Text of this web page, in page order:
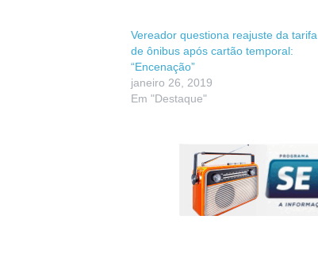
Vereador questiona reajuste da tarifa
de ônibus após cartão temporal:
“Encenação”
janeiro 26, 2019
Em "Destaque"